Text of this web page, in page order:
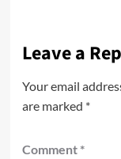
Leave a
Your email
are marked *
Comment *